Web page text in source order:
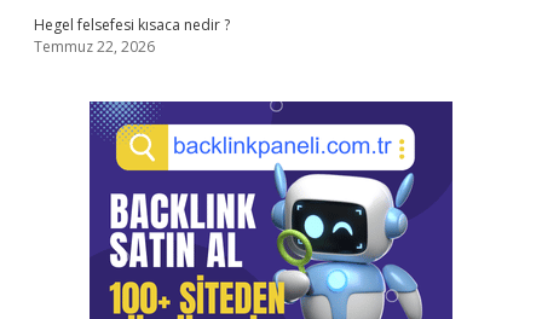
Hegel felsefesi kısaca nedir ?
Temmuz 22, 2026